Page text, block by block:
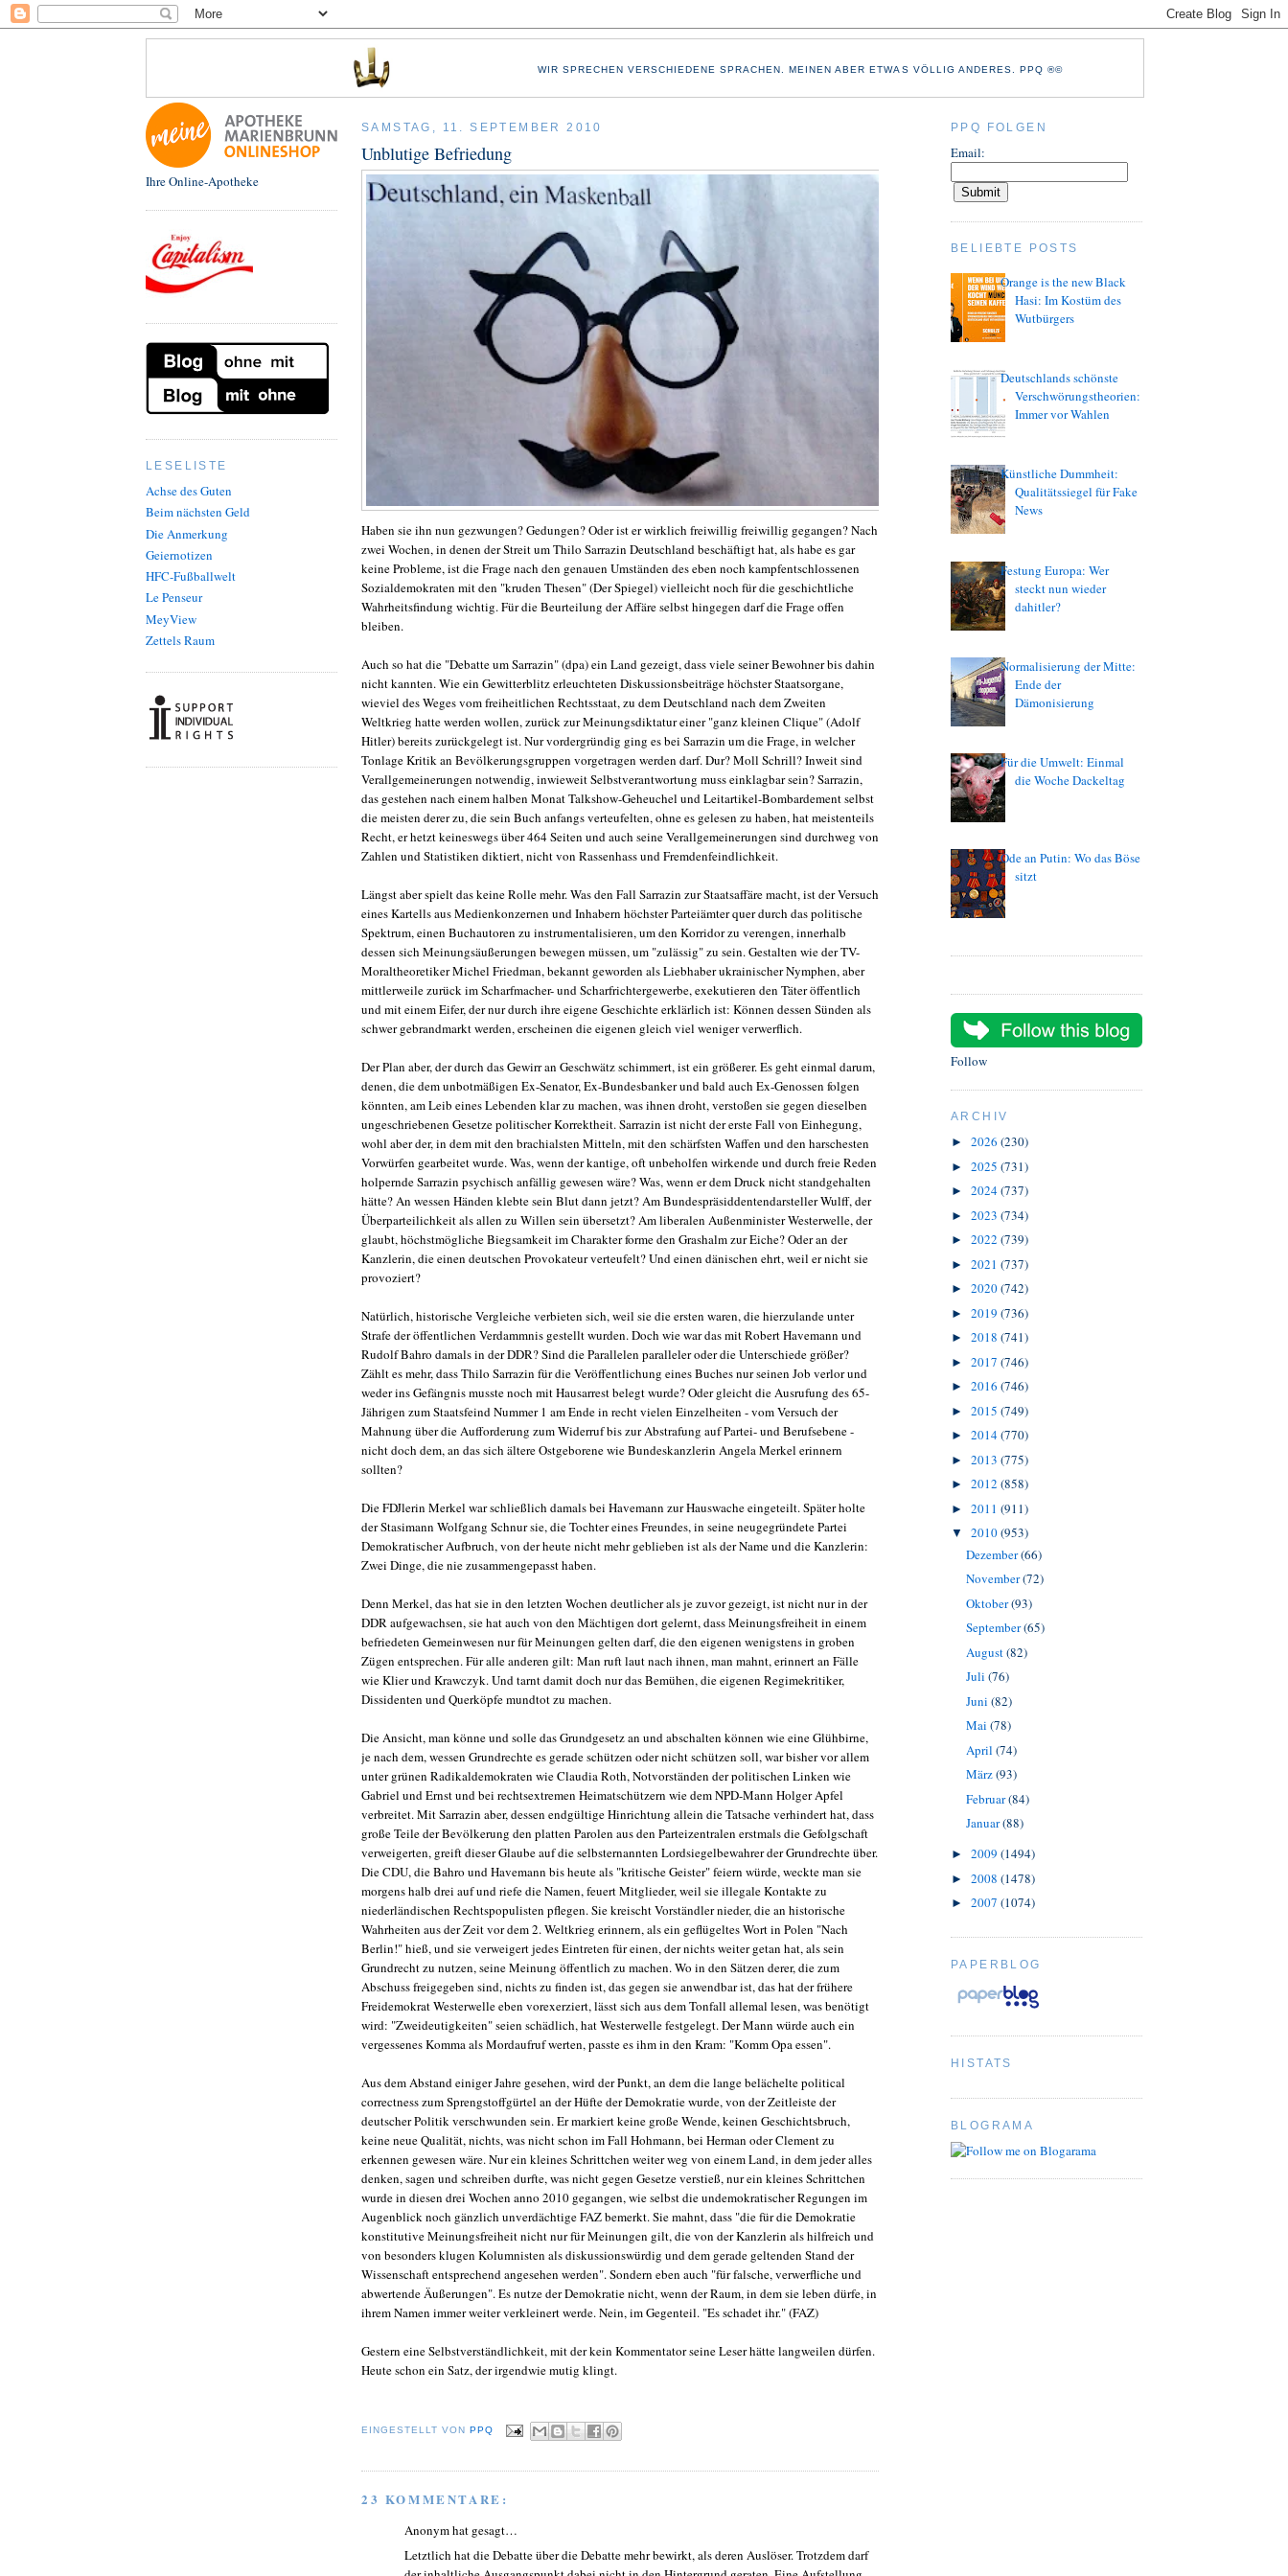
WIR SPRECHEN VERSCHIEDENE SPRACHEN. MEINEN ABER ETWAS VÖLLIG ANDERES. PPQ ®©
Ihre Online-Apotheke
LESELISTE
Achse des Guten
Beim nächsten Geld
Die Anmerkung
Geiernotizen
HFC-Fußballwelt
Le Penseur
MeyView
Zettels Raum
SAMSTAG, 11. SEPTEMBER 2010
Unblutige Befriedung
Haben sie ihn nun gezwungen? Gedungen? Oder ist er wirklich freiwillig freiwillig gegangen? Nach
zwei Wochen, in denen der Streit um Thilo Sarrazin Deutschland beschäftigt hat, als habe es gar
keine Probleme, ist die Frage nach den genauen Umständen des eben noch kampfentschlossenen
Sozialdemokraten mit den "kruden Thesen" (Der Spiegel) vielleicht noch für die geschichtliche
Wahrheitsfindung wichtig. Für die Beurteilung der Affäre selbst hingegen darf die Frage offen
bleiben.
Auch so hat die "Debatte um Sarrazin" (dpa) ein Land gezeigt, dass viele seiner Bewohner bis dahin
nicht kannten. Wie ein Gewitterblitz erleuchteten Diskussionsbeiträge höchster Staatsorgane,
wieviel des Weges vom freiheitlichen Rechtsstaat, zu dem Deutschland nach dem Zweiten
Weltkrieg hatte werden wollen, zurück zur Meinungsdiktatur einer "ganz kleinen Clique" (Adolf
Hitler) bereits zurückgelegt ist. Nur vordergründig ging es bei Sarrazin um die Frage, in welcher
Tonlage Kritik an Bevölkerungsgruppen vorgetragen werden darf. Dur? Moll Schrill? Inweit sind
Verallgemeinerungen notwendig, inwieweit Selbstverantwortung muss einklagbar sein? Sarrazin,
das gestehen nach einem halben Monat Talkshow-Geheuchel und Leitartikel-Bombardement selbst
die meisten derer zu, die sein Buch anfangs verteufelten, ohne es gelesen zu haben, hat meistenteils
Recht, er hetzt keineswegs über 464 Seiten und auch seine Verallgemeinerungen sind durchweg von
Zahlen und Statistiken diktiert, nicht von Rassenhass und Fremdenfeindlichkeit.
Längst aber spielt das keine Rolle mehr. Was den Fall Sarrazin zur Staatsaffäre macht, ist der Versuch
eines Kartells aus Medienkonzernen und Inhabern höchster Parteiämter quer durch das politische
Spektrum, einen Buchautoren zu instrumentalisieren, um den Korridor zu verengen, innerhalb
dessen sich Meinungsäußerungen bewegen müssen, um "zulässig" zu sein. Gestalten wie der TV-
Moraltheoretiker Michel Friedman, bekannt geworden als Liebhaber ukrainischer Nymphen, aber
mittlerweile zurück im Scharfmacher- und Scharfrichtergewerbe, exekutieren den Täter öffentlich
und mit einem Eifer, der nur durch ihre eigene Geschichte erklärlich ist: Können dessen Sünden als
schwer gebrandmarkt werden, erscheinen die eigenen gleich viel weniger verwerflich.
Der Plan aber, der durch das Gewirr an Geschwätz schimmert, ist ein größerer. Es geht einmal darum,
denen, die dem unbotmäßigen Ex-Senator, Ex-Bundesbanker und bald auch Ex-Genossen folgen
könnten, am Leib eines Lebenden klar zu machen, was ihnen droht, verstoßen sie gegen dieselben
ungeschriebenen Gesetze politischer Korrektheit. Sarrazin ist nicht der erste Fall von Einhegung,
wohl aber der, in dem mit den brachialsten Mitteln, mit den schärfsten Waffen und den harschesten
Vorwürfen gearbeitet wurde. Was, wenn der kantige, oft unbeholfen wirkende und durch freie Reden
holpernde Sarrazin psychisch anfällig gewesen wäre? Was, wenn er dem Druck nicht standgehalten
hätte? An wessen Händen klebte sein Blut dann jetzt? Am Bundespräsiddentendarsteller Wulff, der
Überparteilichkeit als allen zu Willen sein übersetzt? Am liberalen Außenminister Westerwelle, der
glaubt, höchstmögliche Biegsamkeit im Charakter forme den Grashalm zur Eiche? Oder an der
Kanzlerin, die einen deutschen Provokateur verteufelt? Und einen dänischen ehrt, weil er nicht sie
provoziert?
Natürlich, historische Vergleiche verbieten sich, weil sie die ersten waren, die hierzulande unter
Strafe der öffentlichen Verdammnis gestellt wurden. Doch wie war das mit Robert Havemann und
Rudolf Bahro damals in der DDR? Sind die Parallelen paralleler oder die Unterschiede größer?
Zählt es mehr, dass Thilo Sarrazin für die Veröffentlichung eines Buches nur seinen Job verlor und
weder ins Gefängnis musste noch mit Hausarrest belegt wurde? Oder gleicht die Ausrufung des 65-
Jährigen zum Staatsfeind Nummer 1 am Ende in recht vielen Einzelheiten - vom Versuch der
Mahnung über die Aufforderung zum Widerruf bis zur Abstrafung auf Partei- und Berufsebene -
nicht doch dem, an das sich ältere Ostgeborene wie Bundeskanzlerin Angela Merkel erinnern
sollten?
Die FDJlerin Merkel war schließlich damals bei Havemann zur Hauswache eingeteilt. Später holte
der Stasimann Wolfgang Schnur sie, die Tochter eines Freundes, in seine neugegründete Partei
Demokratischer Aufbruch, von der heute nicht mehr geblieben ist als der Name und die Kanzlerin:
Zwei Dinge, die nie zusammengepasst haben.
Denn Merkel, das hat sie in den letzten Wochen deutlicher als je zuvor gezeigt, ist nicht nur in der
DDR aufgewachsen, sie hat auch von den Mächtigen dort gelernt, dass Meinungsfreiheit in einem
befriedeten Gemeinwesen nur für Meinungen gelten darf, die den eigenen wenigstens in groben
Zügen entsprechen. Für alle anderen gilt: Man ruft laut nach ihnen, man mahnt, erinnert an Fälle
wie Klier und Krawczyk. Und tarnt damit doch nur das Bemühen, die eigenen Regimekritiker,
Dissidenten und Querköpfe mundtot zu machen.
Die Ansicht, man könne und solle das Grundgesetz an und abschalten können wie eine Glühbirne,
je nach dem, wessen Grundrechte es gerade schützen oder nicht schützen soll, war bisher vor allem
unter grünen Radikaldemokraten wie Claudia Roth, Notvorständen der politischen Linken wie
Gabriel und Ernst und bei rechtsextremen Heimatschützern wie dem NPD-Mann Holger Apfel
verbreitet. Mit Sarrazin aber, dessen endgültige Hinrichtung allein die Tatsache verhindert hat, dass
große Teile der Bevölkerung den platten Parolen aus den Parteizentralen erstmals die Gefolgschaft
verweigerten, greift dieser Glaube auf die selbsternannten Lordsiegelbewahrer der Grundrechte über.
Die CDU, die Bahro und Havemann bis heute als "kritische Geister" feiern würde, weckte man sie
morgens halb drei auf und riefe die Namen, feuert Mitglieder, weil sie illegale Kontakte zu
niederländischen Rechtspopulisten pflegen. Sie kreischt Vorständler nieder, die an historische
Wahrheiten aus der Zeit vor dem 2. Weltkrieg erinnern, als ein geflügeltes Wort in Polen "Nach
Berlin!" hieß, und sie verweigert jedes Eintreten für einen, der nichts weiter getan hat, als sein
Grundrecht zu nutzen, seine Meinung öffentlich zu machen. Wo in den Sätzen derer, die zum
Abschuss freigegeben sind, nichts zu finden ist, das gegen sie anwendbar ist, das hat der frühere
Freidemokrat Westerwelle eben vorexerziert, lässt sich aus dem Tonfall allemal lesen, was benötigt
wird: "Zweideutigkeiten" seien schädlich, hat Westerwelle festgelegt. Der Mann würde auch ein
vergessenes Komma als Mordaufruf werten, passte es ihm in den Kram: "Komm Opa essen".
Aus dem Abstand einiger Jahre gesehen, wird der Punkt, an dem die lange belächelte political
correctness zum Sprengstoffgürtel an der Hüfte der Demokratie wurde, von der Zeitleiste der
deutscher Politik verschwunden sein. Er markiert keine große Wende, keinen Geschichtsbruch,
keine neue Qualität, nichts, was nicht schon im Fall Hohmann, bei Herman oder Clement zu
erkennen gewesen wäre. Nur ein kleines Schrittchen weiter weg von einem Land, in dem jeder alles
denken, sagen und schreiben durfte, was nicht gegen Gesetze verstieß, nur ein kleines Schrittchen
wurde in diesen drei Wochen anno 2010 gegangen, wie selbst die undemokratischer Regungen im
Augenblick noch gänzlich unverdächtige FAZ bemerkt. Sie mahnt, dass "die für die Demokratie
konstitutive Meinungsfreiheit nicht nur für Meinungen gilt, die von der Kanzlerin als hilfreich und
von besonders klugen Kolumnisten als diskussionswürdig und dem gerade geltenden Stand der
Wissenschaft entsprechend angesehen werden". Sondern eben auch "für falsche, verwerfliche und
abwertende Äußerungen". Es nutze der Demokratie nicht, wenn der Raum, in dem sie leben dürfe, in
ihrem Namen immer weiter verkleinert werde. Nein, im Gegenteil. "Es schadet ihr." (FAZ)
Gestern eine Selbstverständlichkeit, mit der kein Kommentator seine Leser hätte langweilen dürfen.
Heute schon ein Satz, der irgendwie mutig klingt.
EINGESTELLT VON PPQ
23 KOMMENTARE:
Anonym hat gesagt…
Letztlich hat die Debatte über die Debatte mehr bewirkt, als deren Auslöser. Trotzdem darf
PPQ FOLGEN
Email:
BELIEBTE POSTS
Orange is the new Black
Hasi: Im Kostüm des
Wutbürgers
Deutschlands schönste
Verschwörungstheorien:
Immer vor Wahlen
Künstliche Dummheit:
Qualitätssiegel für Fake
News
Festung Europa: Wer
steckt nun wieder
dahitler?
Normalisierung der Mitte:
Ende der
Dämonisierung
Für die Umwelt: Einmal
die Woche Dackeltag
Ode an Putin: Wo das Böse
sitzt
Follow
ARCHIV
► 2026 (230)
► 2025 (731)
► 2024(737)
► 2023 (734)
► 2022 (739)
► 2021 (737)
► 2020(742)
► 2019 (736)
► 2018 (741)
► 2017 (746)
► 2016 (746)
► 2015 (749)
► 2014(770)
► 2013 (775)
► 2012 (858)
► 2011 (911)
▼ 2010(953)
Dezember(66)
November(72)
Oktober(93)
September(65)
August(82)
Juli (76)
Juni (82)
Mai (78)
April (74)
März(93)
Februar(84)
Januar(88)
► 2009 (1494)
► 2008 (1478)
► 2007 (1074)
PAPERBLOG
HISTATS
BLOGRAMA